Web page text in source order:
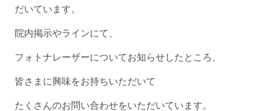
だいています。
院内掲示やラインにて、
フォトナレーザーについてお知らせしたところ、
皆さまに興味をお持ちいただいて
たくさんのお問い合わせをいただいています。